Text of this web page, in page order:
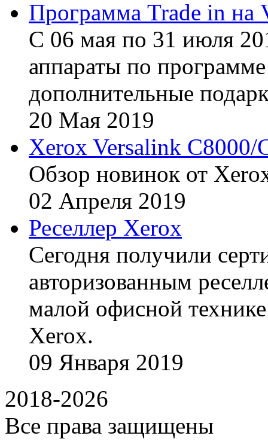
Программа Trade in на
С 06 мая по 31 июля
аппараты по
дополнительные
20 Мая 2019
Xerox Versalink C8000/
Обзор новинок от
02 Апреля 2019
Реселлер Xerox
Сегодня получили
авторизованным
малой офисной
Xerox.
09 Января 2019
2018-2026
Все права защищены